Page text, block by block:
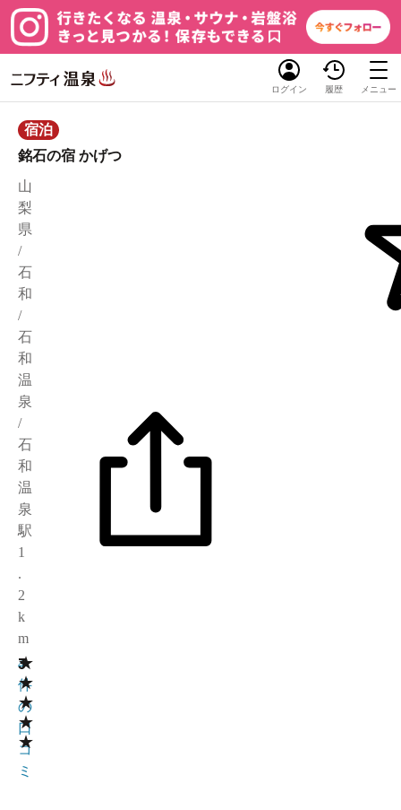
ログイン 履歴 メニュー
宿泊
銘石の宿 かげつ
山
梨
県
/
石
和
/
石
和
温
泉
/
石
和
温
泉
駅
1
.
2
k
m
★
★
★
★
★
3
4
件
の
口
コ
ミ